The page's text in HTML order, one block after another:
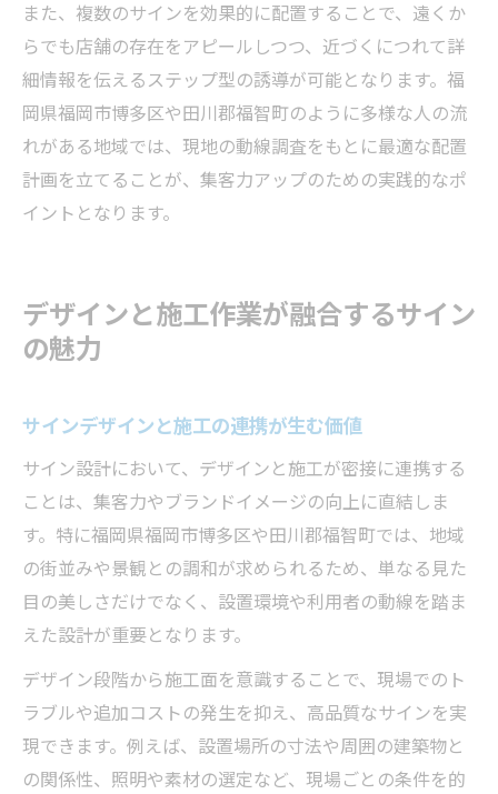
また、複数のサインを効果的に配置することで、遠くか
らでも店舗の存在をアピールしつつ、近づくにつれて詳
細情報を伝えるステップ型の誘導が可能となります。福
岡県福岡市博多区や田川郡福智町のように多様な人の流
れがある地域では、現地の動線調査をもとに最適な配置
計画を立てることが、集客力アップのための実践的なポ
イントとなります。
デザインと施工作業が融合するサイン
の魅力
サインデザインと施工の連携が生む価値
サイン設計において、デザインと施工が密接に連携する
ことは、集客力やブランドイメージの向上に直結しま
す。特に福岡県福岡市博多区や田川郡福智町では、地域
の街並みや景観との調和が求められるため、単なる見た
目の美しさだけでなく、設置環境や利用者の動線を踏ま
えた設計が重要となります。
デザイン段階から施工面を意識することで、現場でのト
ラブルや追加コストの発生を抑え、高品質なサインを実
現できます。例えば、設置場所の寸法や周囲の建築物と
の関係性、照明や素材の選定など、現場ごとの条件を的